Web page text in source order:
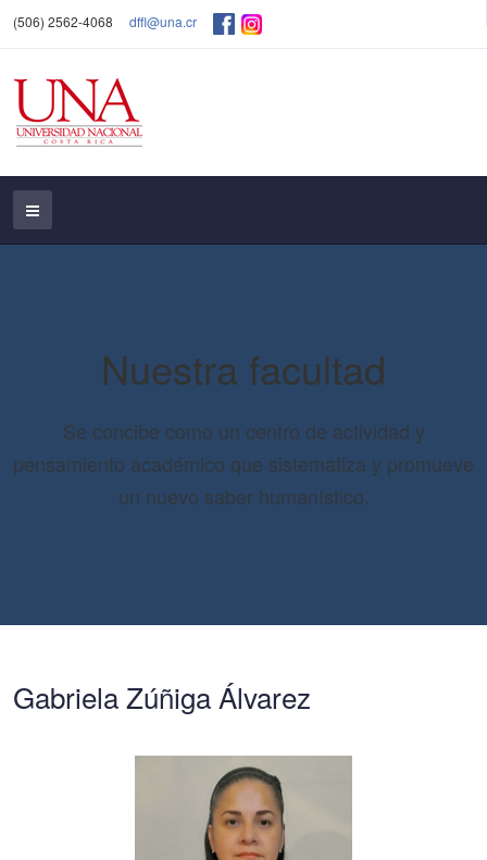
(506) 2562-4068 dffl@una.cr
Nuestra facultad
Se concibe como un centro de actividad y
pensamiento académico que sistematiza y promueve
un nuevo saber humanístico.
Gabriela Zúñiga Álvarez